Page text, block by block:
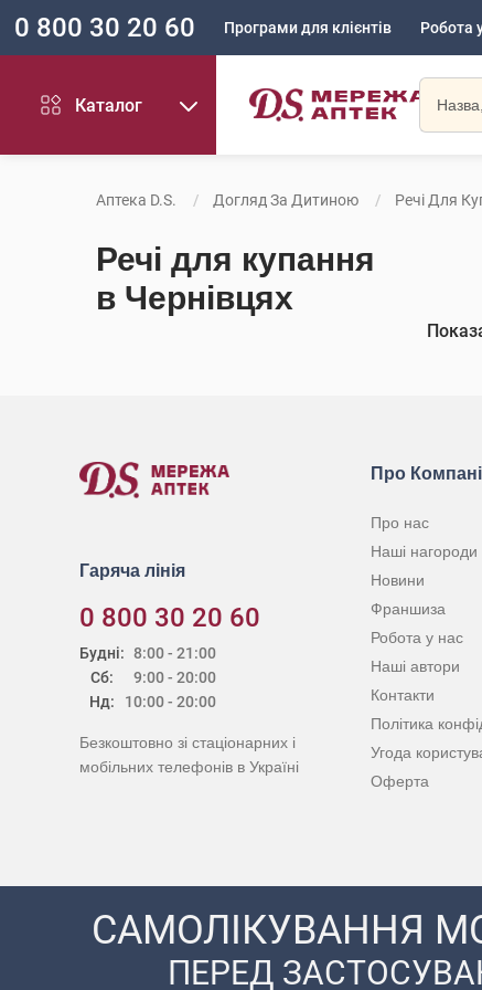
0 800 30 20 60 Програми для клієнтів Робота
Каталог
Аптека D.S. Догляд За Дитиною Речі Для
Речі для купання
в Чернівцях
Гаряча лінія
0 800 30 20 60
Будні:
Сб:
Нд:
8:00 - 21:00
9:00 - 20:00
10:00 - 20:00
Безкоштовно зі стаціонарних і
мобільних телефонів в Україні
Про
Про нас
Наші нагороди
Новини
Франшиза
Робота у нас
Наші автори
Контакти
Політика
Угода
Оферта
САМОЛІКУВАННЯ
ПЕРЕД